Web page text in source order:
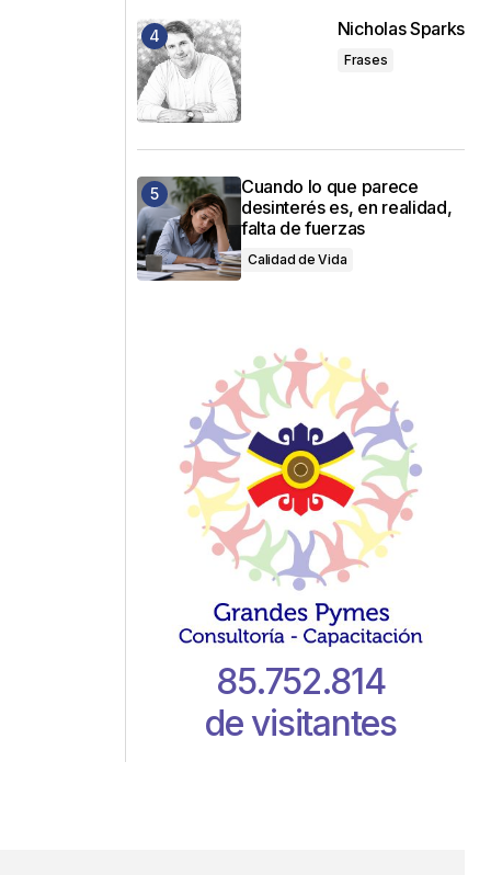
Nicholas Sparks
Frases
Cuando lo que parece
desinterés es, en realidad,
falta de fuerzas
Calidad de Vida
85.752.814
de visitantes